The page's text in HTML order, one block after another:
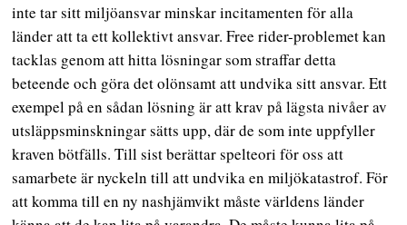
inte tar sitt miljöansvar minskar incitamenten för alla
länder att ta ett kollektivt ansvar. Free rider-problemet kan
tacklas genom att hitta lösningar som straffar detta
beteende och göra det olönsamt att undvika sitt ansvar. Ett
exempel på en sådan lösning är att krav på lägsta nivåer av
utsläppsminskningar sätts upp, där de som inte uppfyller
kraven bötfälls. Till sist berättar spelteori för oss att
samarbete är nyckeln till att undvika en miljökatastrof. För
att komma till en ny nashjämvikt måste världens länder